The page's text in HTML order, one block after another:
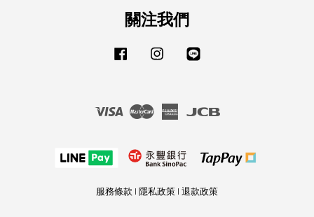
關注我們
Facebook Instagram
Visa Master
American
服務條款 | 隱私政策 | 退款政策